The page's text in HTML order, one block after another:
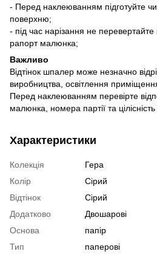
- Перед наклеюванням підготуйте
поверхню;
- під час нарізання не
рапорт малюнка;
Важливо
Відтінок шпалер може незначно
виробництва, освітлення
Перед наклеюванням перевірте
малюнка, номера партії та цілісність
Характеристики
Колекція
Гера
Колір
Сірий
Відтінок
Сірий
Додатково
Двошарові
Основа
папір
Тип
паперові